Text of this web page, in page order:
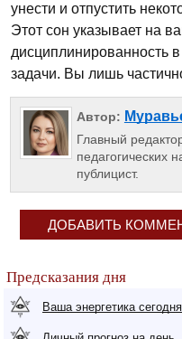
унести и отпустить
Этот сон указывает на
дисциплинированность
задачи. Вы лишь
Автор:
Главный
педагогических
публицист.
ДОБАВИТЬ
Предсказания дня
Ваша энергетика сегодня